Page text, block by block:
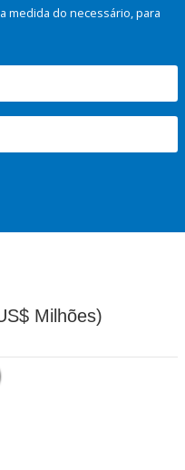
medida do necessário, para
Milhões)